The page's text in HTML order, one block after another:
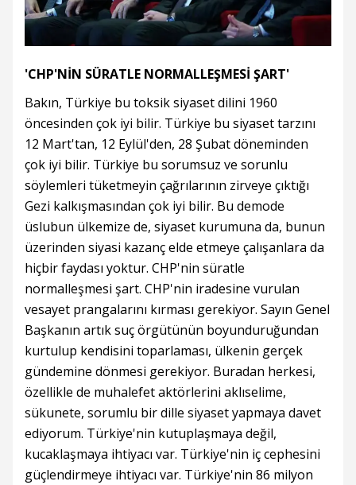
'CHP'NİN SÜRATLE NORMALLEŞMESİ ŞART'
Bakın, Türkiye bu toksik siyaset dilini 1960
öncesinden çok iyi bilir. Türkiye bu siyaset tarzını
12 Mart'tan, 12 Eylül'den, 28 Şubat döneminden
çok iyi bilir. Türkiye bu sorumsuz ve sorunlu
söylemleri tüketmeyin çağrılarının zirveye çıktığı
Gezi kalkışmasından çok iyi bilir. Bu demode
üslubun ülkemize de, siyaset kurumuna da, bunun
üzerinden siyasi kazanç elde etmeye çalışanlara da
hiçbir faydası yoktur. CHP'nin süratle
normalleşmesi şart. CHP'nin iradesine vurulan
vesayet prangalarını kırması gerekiyor. Sayın Genel
Başkanın artık suç örgütünün boyunduruğundan
kurtulup kendisini toparlaması, ülkenin gerçek
gündemine dönmesi gerekiyor. Buradan herkesi,
özellikle de muhalefet aktörlerini aklıselime,
sükunete, sorumlu bir dille siyaset yapmaya davet
ediyorum. Türkiye'nin kutuplaşmaya değil,
kucaklaşmaya ihtiyacı var. Türkiye'nin iç cephesini
güçlendirmeye ihtiyacı var. Türkiye'nin 86 milyon